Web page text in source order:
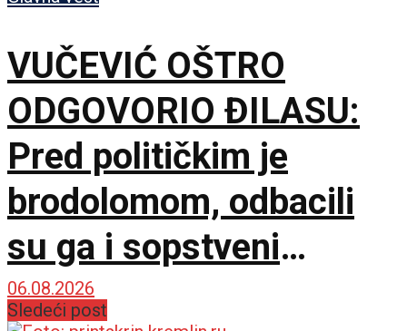
VUČEVIĆ OŠTRO
ODGOVORIO ĐILASU:
Pred političkim je
brodolomom, odbacili
su ga i sopstveni
saborci
06.08.2026
Sledeći post